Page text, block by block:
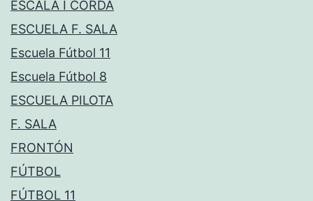
ESCALA I CORDA
ESCUELA F. SALA
Escuela Fútbol 11
Escuela Fútbol 8
ESCUELA PILOTA
F. SALA
FRONTÓN
FÚTBOL
FÚTBOL 11